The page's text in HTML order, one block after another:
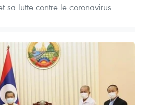
sa lutte contre le coronavirus